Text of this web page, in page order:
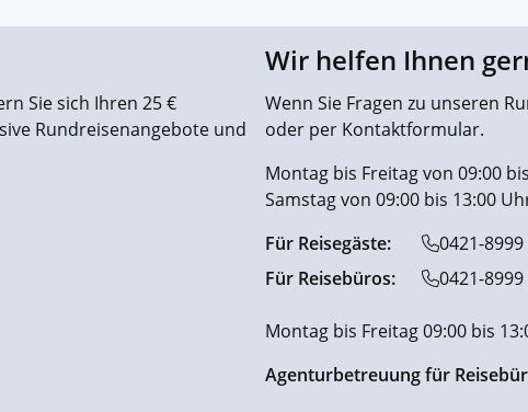
Sie sich Ihren 25 €
Rundreisenangebote und
Wir helfen Ihnen
Wenn Sie Fragen zu unseren
oder per Kontaktformular.
Montag bis Freitag von 09:00
Samstag von 09:00 bis 13:00
Für Reisegäste:
0421-8999
Für Reisebüros:
0421-8999
Montag bis Freitag 09:00 bis
Agenturbetreuung für